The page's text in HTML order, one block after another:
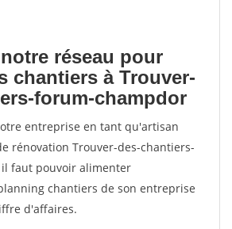
réseau pour
chantiers à Trouver-
forum-champdor
entreprise en tant qu'artisan
rénovation Trouver-des-chantiers-
faut pouvoir alimenter
chantiers de son entreprise
d'affaires.